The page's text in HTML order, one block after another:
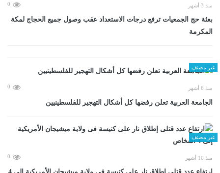
منذ 3 أشهر 0
بعثة حج الجمعيات ترفع درجات الاستعداد عقب وصول جميع الحجاج لمكة
المكرمة
غير مصنف
منذ 6 أشهر 0
الجامعة العربية تعلن رفضها كل أشكال التهجير للفلسطينيين
غير مصنف
منذ 10 أشهر 0